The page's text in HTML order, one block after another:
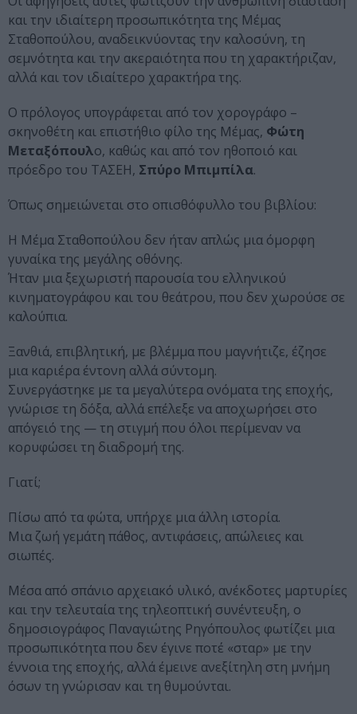
και την ιδιαίτερη προσωπικότητα της Μέμας
Σταθοπούλου, αναδεικνύοντας την καλοσύνη, τη
σεμνότητα και την ακεραιότητα που τη χαρακτήριζαν,
αλλά και τον ιδιαίτερο χαρακτήρα της.
Ο πρόλογος υπογράφεται από τον χορογράφο –
σκηνοθέτη και επιστήθιο φίλο της Μέμας, Φώτη
Μεταξόπουλο, καθώς και από τον ηθοποιό και
πρόεδρο του ΤΑΣΕΗ, Σπύρο Μπιμπίλα.
Όπως σημειώνεται στο οπισθόφυλλο του βιβλίου:
Η Μέμα Σταθοπούλου δεν ήταν απλώς μια όμορφη
γυναίκα της μεγάλης οθόνης.
Ήταν μια ξεχωριστή παρουσία του ελληνικού
κινηματογράφου και του θεάτρου, που δεν χωρούσε σε
καλούπια.
Ξανθιά, επιβλητική, με βλέμμα που μαγνήτιζε, έζησε
μια καριέρα έντονη αλλά σύντομη.
Συνεργάστηκε με τα μεγαλύτερα ονόματα της εποχής,
γνώρισε τη δόξα, αλλά επέλεξε να αποχωρήσει στο
απόγειό της — τη στιγμή που όλοι περίμεναν να
κορυφώσει τη διαδρομή της.
Γιατί;
Πίσω από τα φώτα, υπήρχε μια άλλη ιστορία.
Μια ζωή γεμάτη πάθος, αντιφάσεις, απώλειες και
σιωπές.
Μέσα από σπάνιο αρχειακό υλικό, ανέκδοτες μαρτυρίες
και την τελευταία της τηλεοπτική συνέντευξη, ο
δημοσιογράφος Παναγιώτης Ρηγόπουλος φωτίζει μια
προσωπικότητα που δεν έγινε ποτέ «σταρ» με την
έννοια της εποχής, αλλά έμεινε ανεξίτηλη στη μνήμη
όσων τη γνώρισαν και τη θυμούνται.